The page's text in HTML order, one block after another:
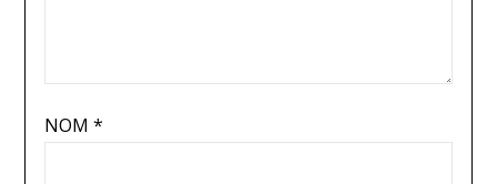
NOM *